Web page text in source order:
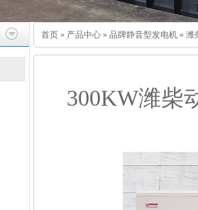
首页 » 产品中心 » 品牌静音型发电机 » 潍
300KW潍柴